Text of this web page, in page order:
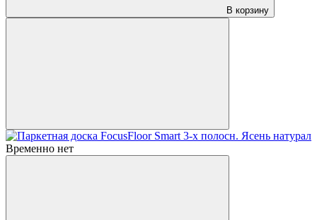
В корзину
Временно нет